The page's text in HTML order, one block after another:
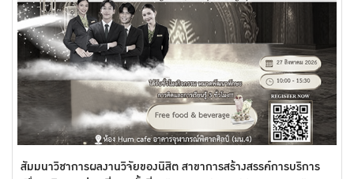
สัมมนาวิชาการผลงานวิจัยของนิสิต สาขาการสร้างสรรค์การบริการ